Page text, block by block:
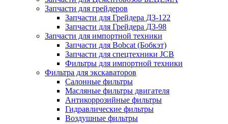
Запчасти для грейдеров
Запчасти для Грейдера ДЗ-122
Запчасти для Грейдера ДЗ-98
Запчасти для импортной техники
Запчасти для Bobcat (Бобкэт)
Запчасти для спецтехники JCB
Фильтры для импортной техники
Фильтра для экскаваторов
Салонные фильтры
Масляные фильтры двигателя
Антикоррозийные фильтры
Гидравлические фильтры
Воздушные фильтры